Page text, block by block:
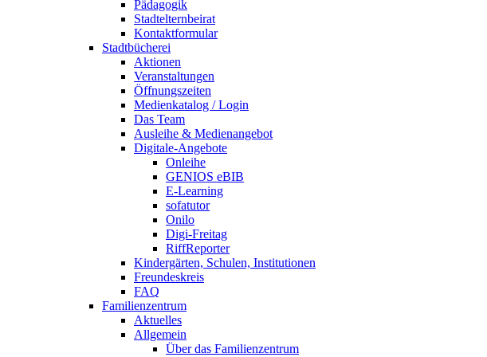
Pädagogik
Stadtelternbeirat
Kontaktformular
Stadtbücherei
Aktionen
Veranstaltungen
Öffnungszeiten
Medienkatalog / Login
Das Team
Ausleihe & Medienangebot
Digitale-Angebote
Onleihe
GENIOS eBIB
E-Learning
sofatutor
Onilo
Digi-Freitag
RiffReporter
Kindergärten, Schulen, Institutionen
Freundeskreis
FAQ
Familienzentrum
Aktuelles
Allgemein
Über das Familienzentrum